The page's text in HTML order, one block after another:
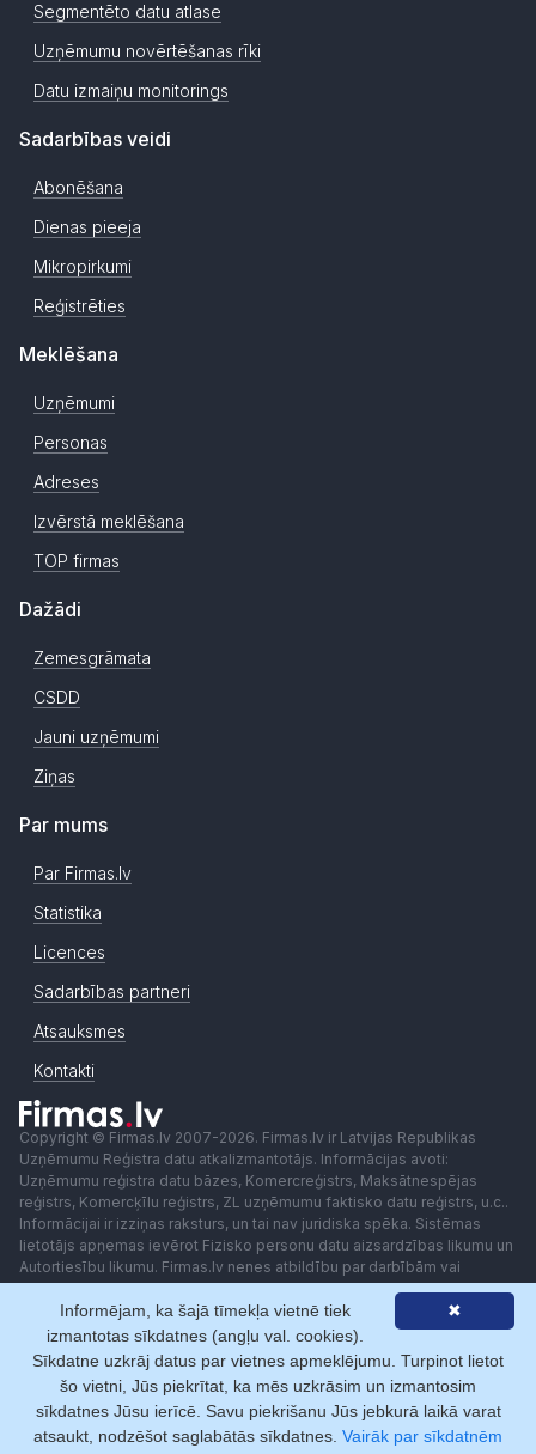
Segmentēto datu atlase
Uzņēmumu novērtēšanas rīki
Datu izmaiņu monitorings
Sadarbības veidi
Abonēšana
Dienas pieeja
Mikropirkumi
Reģistrēties
Meklēšana
Uzņēmumi
Personas
Adreses
Izvērstā meklēšana
TOP firmas
Dažādi
Zemesgrāmata
CSDD
Jauni uzņēmumi
Ziņas
Par mums
Par Firmas.lv
Statistika
Licences
Sadarbības partneri
Atsauksmes
Kontakti
Copyright © Firmas.lv 2007-2026. Firmas.lv ir Latvijas Republikas
Uzņēmumu Reģistra datu atkalizmantotājs. Informācijas avoti:
Uzņēmumu reģistra datu bāzes, Komercreģistrs, Maksātnespējas
reģistrs, Komercķīlu reģistrs, ZL uzņēmumu faktisko datu reģistrs, u.c..
Informācijai ir izziņas raksturs, un tai nav juridiska spēka. Sistēmas
lietotājs apņemas ievērot Fizisko personu datu aizsardzības likumu un
Autortiesību likumu. Firmas.lv nenes atbildību par darbībām vai
lēmumiem, kas balstīti uz saņemto pakalpojumu. Lietotājam aizliegts
izmantot jebkādas automatizētas sistēmas vai iekārtas (robotus)
piekļuvei sistēmai bez rakstiskas saskaņošanas ar Firmas.lv. Galvenā
redaktore: Ingūna Pempere.
Lietošanas noteikumi
Privātuma politika Norēķini ar
✖
Informējam, ka šajā tīmekļa vietnē tiek
izmantotas sīkdatnes (angļu val. cookies).
Sīkdatne uzkrāj datus par vietnes apmeklējumu. Turpinot lietot
šo vietni, Jūs piekrītat, ka mēs uzkrāsim un izmantosim
sīkdatnes Jūsu ierīcē. Savu piekrišanu Jūs jebkurā laikā varat
atsaukt, nodzēšot saglabātās sīkdatnes. Vairāk par sīkdatnēm